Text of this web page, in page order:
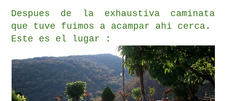
Despues de la exhaustiva caminata
que tuve fuimos a acampar ahi cerca.
Este es el lugar :